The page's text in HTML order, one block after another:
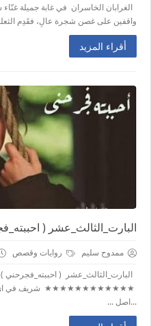
الغرابان الخاسران في غابة جميلة
واقفين على غصن شجرة عالِ، فقَدِم
أقراء المزيد
البارت_الثالث_عشر (
ممدوح سليم روايات وقصص
البارت_الثالث_عشر (
★★★★★★★★★★★★ شريف في اي يا
...اصل ...